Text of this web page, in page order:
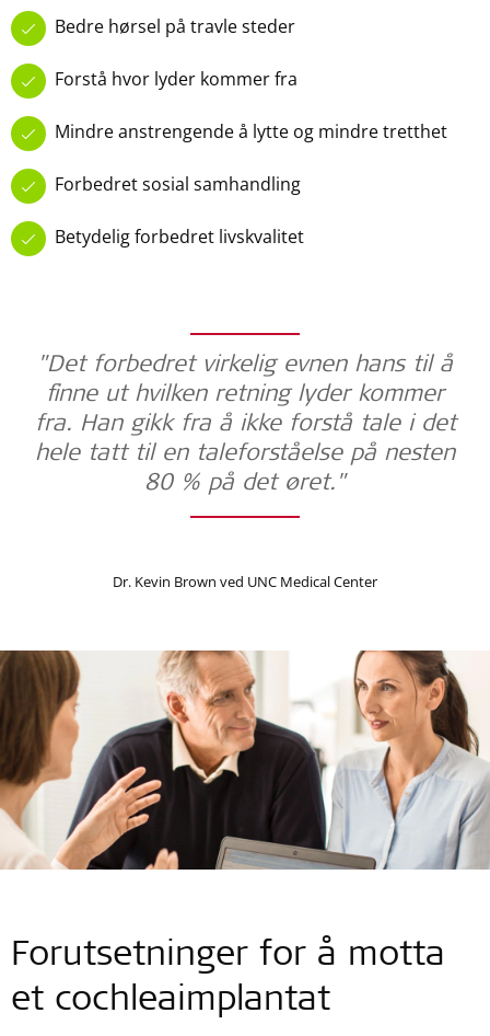
Bedre hørsel på travle steder
Forstå hvor lyder kommer fra
Mindre anstrengende å lytte og mindre tretthet
Forbedret sosial samhandling
Betydelig forbedret livskvalitet
"Det forbedret virkelig evnen hans til å
finne ut hvilken retning lyder kommer
fra. Han gikk fra å ikke forstå tale i det
hele tatt til en taleforståelse på nesten
80 % på det øret."
Dr. Kevin Brown ved UNC Medical Center
Forutsetninger for å motta
et cochleaimplantat